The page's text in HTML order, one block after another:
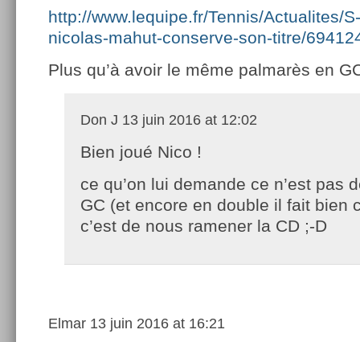
http://www.lequipe.fr/Tennis/Actualites/
nicolas-mahut-conserve-son-titre/
Plus qu’à avoir le même palmarès en
Don J 13 juin 2016 at 12:02
Bien joué Nico !
ce qu’on lui demande ce n’est pas
GC (et encore en double il fait bien
c’est de nous ramener la CD ;-D
Elmar 13 juin 2016 at 16:21